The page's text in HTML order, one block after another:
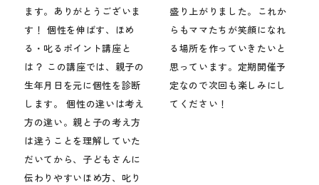
ます。ありがとうございま
す！ 個性を伸ばす、ほめ
る・叱るポイント‪講座と
は？ この講座では、親子の
生年月日を元に個性を診断
します。 個性の違いは考え
方の違い。親と子の考え方
は違うことを理解していた
だいてから、子どもさんに
伝わりやすいほめ方、叱り
盛り上がりました。⁡これか
らもママたちが笑顔になれ
る場所を作っていきたいと
思っています。定期開催予
定なので次回も楽しみにし
てください！